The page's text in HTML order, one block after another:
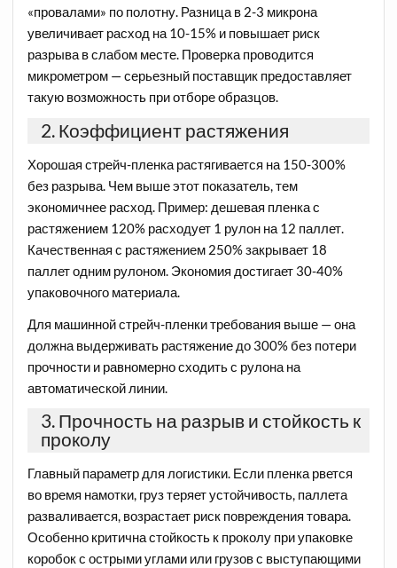
«провалами» по полотну. Разница в 2-3 микрона
увеличивает расход на 10-15% и повышает риск
разрыва в слабом месте. Проверка проводится
микрометром — серьезный поставщик предоставляет
такую возможность при отборе образцов.
2. Коэффициент растяжения
Хорошая стрейч-пленка растягивается на 150-300%
без разрыва. Чем выше этот показатель, тем
экономичнее расход. Пример: дешевая пленка с
растяжением 120% расходует 1 рулон на 12 паллет.
Качественная с растяжением 250% закрывает 18
паллет одним рулоном. Экономия достигает 30-40%
упаковочного материала.
Для машинной стрейч-пленки требования выше — она
должна выдерживать растяжение до 300% без потери
прочности и равномерно сходить с рулона на
автоматической линии.
3. Прочность на разрыв и стойкость к
проколу
Главный параметр для логистики. Если пленка рвется
во время намотки, груз теряет устойчивость, паллета
разваливается, возрастает риск повреждения товара.
Особенно критична стойкость к проколу при упаковке
коробок с острыми углами или грузов с выступающими